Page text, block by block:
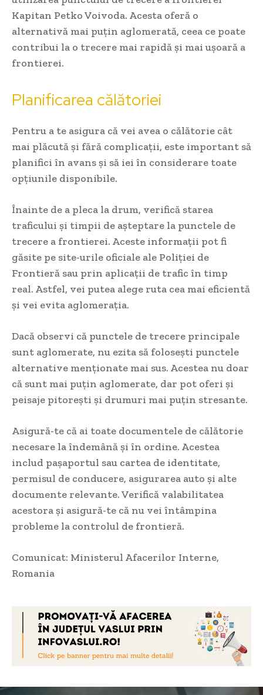
Kapitan Petko Voivoda. Acesta oferă o
alternativă mai puțin aglomerată, ceea ce poate
contribui la o trecere mai rapidă și mai ușoară a
frontierei.
Planificarea călătoriei
Pentru a te asigura că vei avea o călătorie cât
mai plăcută și fără complicații, este important să
planifici în avans și să iei în considerare toate
opțiunile disponibile.
Înainte de a pleca la drum, verifică starea
traficului și timpii de așteptare la punctele de
trecere a frontierei. Aceste informații pot fi
găsite pe site-urile oficiale ale Poliției de
Frontieră sau prin aplicații de trafic în timp
real. Astfel, vei putea alege ruta cea mai eficientă
și vei evita aglomerația.
Dacă observi că punctele de trecere principale
sunt aglomerate, nu ezita să folosești punctele
alternative menționate mai sus. Acestea nu doar
că sunt mai puțin aglomerate, dar pot oferi și
peisaje pitorești și drumuri mai puțin stresante.
Asigură-te că ai toate documentele de călătorie
necesare la îndemână și în ordine. Acestea
includ pașaportul sau cartea de identitate,
permisul de conducere, asigurarea auto și alte
documente relevante. Verifică valabilitatea
acestora și asigură-te că nu vei întâmpina
probleme la controlul de frontieră.
Comunicat: Ministerul Afacerilor Interne,
Romania